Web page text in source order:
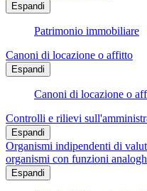
Espandi
Patrimonio immobiliare
Canoni di locazione o affitto
Espandi
Canoni di locazione o
Controlli e rilievi
Espandi
Organismi indipendenti di
organismi con funzioni
Espandi